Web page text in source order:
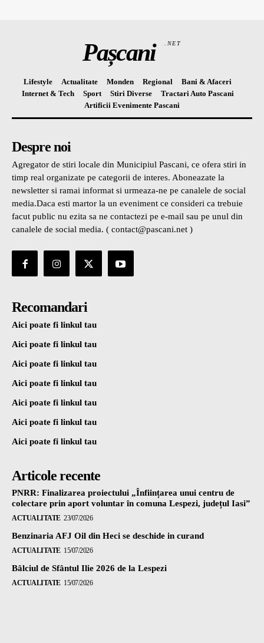
Pașcani .NET
Lifestyle Actualitate Monden Regional
Bani & Afaceri
Internet & Tech
Sport Stiri Diverse
Tractari Auto Pascani
Artificii Evenimente Pascani
Despre noi
Agregator de stiri locale din Municipiul Pascani, ce ofera stiri in
timp real organizate pe categorii de interes. Aboneazate la
newsletter si ramai informat si urmeaza-ne pe canalele de social
media.Daca esti martor la un eveniment ce consideri ca trebuie
facut public nu ezita sa ne contactezi pe e-mail sau pe unul din
canalele de social media. ( contact@pascani.net )
Recomandari
Aici poate fi linkul tau
Aici poate fi linkul tau
Aici poate fi linkul tau
Aici poate fi linkul tau
Aici poate fi linkul tau
Aici poate fi linkul tau
Aici poate fi linkul tau
Articole recente
PNRR: Finalizarea proiectului „Înființarea unui centru de
colectare prin aport voluntar în comuna Lespezi, județul Iasi”
ACTUALITATE 23/07/2026
Benzinaria AFJ Oil din Heci se deschide in curand
ACTUALITATE 15/07/2026
Bâlciul de Sfântul Ilie 2026 de la Lespezi
ACTUALITATE 15/07/2026